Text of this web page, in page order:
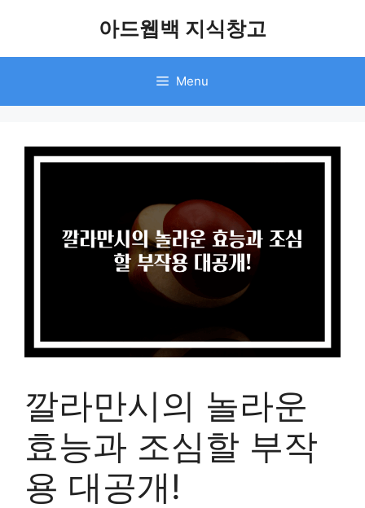
아드웹백 지식창고
Menu
깔라만시의 놀라운
효능과 조심할 부작
용 대공개!